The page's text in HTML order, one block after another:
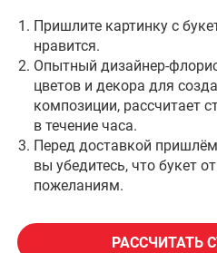
Пришлите картинку с
нравится.
Опытный дизайнер-
цветов и декора для
композиции, рассчитает
в течение часа.
Перед доставкой
вы убедитесь, что букет
пожеланиям.
РАССЧИТАТЬ